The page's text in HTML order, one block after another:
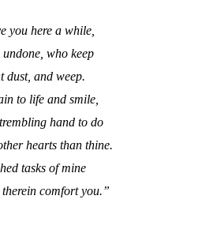
you here a while,
who keep
dust, and weep.
to life and smile,
hand to do
hearts than thine.
tasks of mine
comfort you.”